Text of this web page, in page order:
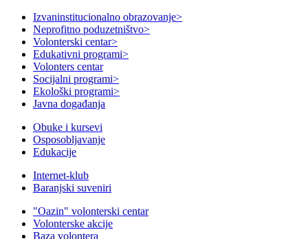
Izvaninstitucionalno obrazovanje>
Neprofitno poduzetništvo>
Volonterski centar>
Edukativni programi>
Volonters centar
Socijalni programi>
Ekološki programi>
Javna događanja
Obuke i kursevi
Osposobljavanje
Edukacije
Internet-klub
Baranjski suveniri
"Oazin" volonterski centar
Volonterske akcije
Baza volontera